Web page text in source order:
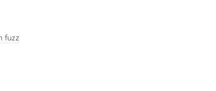
fuzz